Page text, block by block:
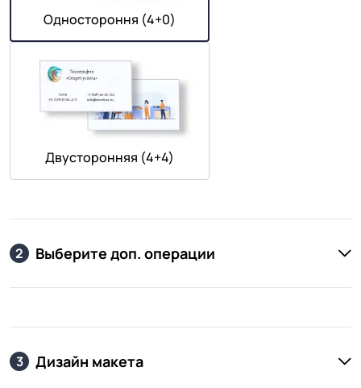
Одностороння (4+0)
Двусторонняя (4+4)
2 Выберите доп. операции
3 Дизайн макета